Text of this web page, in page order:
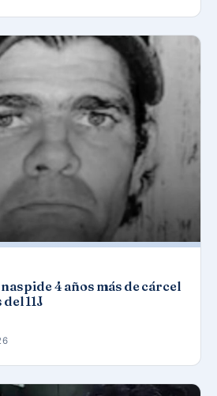
pide 4 años más de cárcel
11J